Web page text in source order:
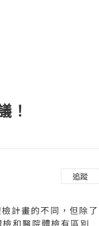
！
追蹤
計畫的不同，但除了
和醫院體檢有區別